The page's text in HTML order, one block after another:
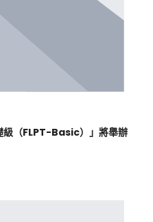
級（FLPT-Basic）」將舉辦